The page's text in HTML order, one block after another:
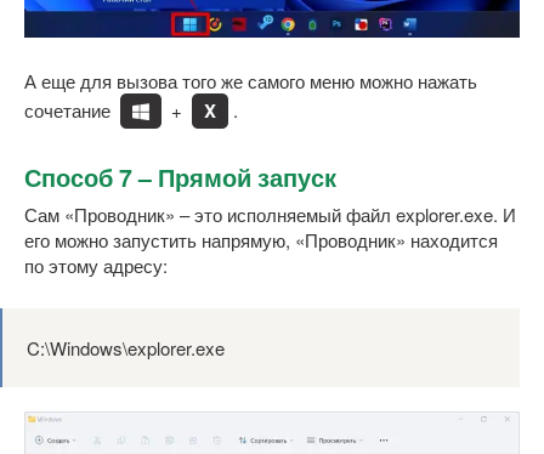
А еще для вызова того же самого меню можно нажать
сочетание
+ X .
Способ 7 – Прямой запуск
Сам «Проводник» – это исполняемый файл explorer.exe. И
его можно запустить напрямую, «Проводник» находится
по этому адресу:
C:\Windows\explorer.exe